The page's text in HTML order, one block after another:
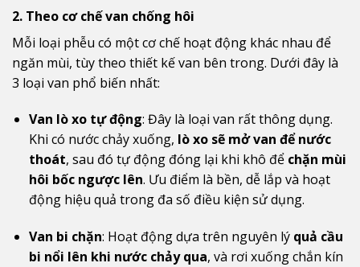
2. Theo cơ chế van chống hôi
Mỗi loại phễu có một cơ chế hoạt động khác nhau để
ngăn mùi, tùy theo thiết kế van bên trong. Dưới đây là
3 loại van phổ biến nhất:
Van lò xo tự động: Đây là loại van rất thông dụng.
Khi có nước chảy xuống, lò xo sẽ mở van để nước
thoát, sau đó tự động đóng lại khi khô để chặn mùi
hôi bốc ngược lên. Ưu điểm là bền, dễ lắp và hoạt
động hiệu quả trong đa số điều kiện sử dụng.
Van bi chặn: Hoạt động dựa trên nguyên lý quả cầu
bi nổi lên khi nước chảy qua, và rơi xuống chắn kín